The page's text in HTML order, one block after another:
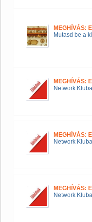
MEGHÍVÁS:
Mutasd be a
MEGHÍVÁS:
Network
MEGHÍVÁS:
Network
MEGHÍVÁS:
Network